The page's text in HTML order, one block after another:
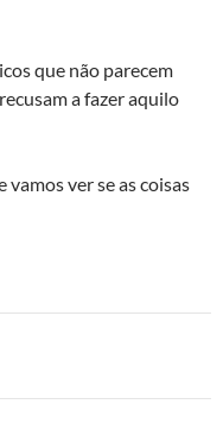
que não parecem
a fazer aquilo
ver se as coisas